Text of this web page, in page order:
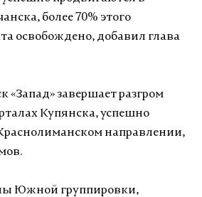
более 70% этого
освобождено, добавил глава
«Запад» завершает разгром
Купянска, успешно
направлении,
Южной группировки,